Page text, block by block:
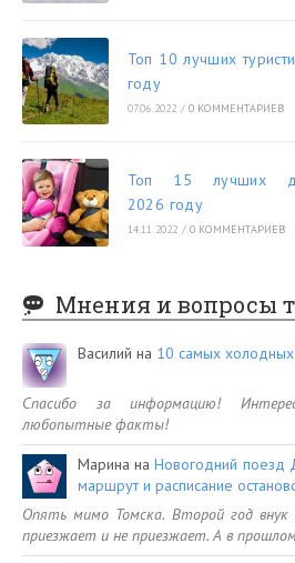
Топ 10 лучших
году
07.06.2022 / 0 КОММЕНТАРИЕВ
Топ 15 лучших
2026 году
14.11.2022 / 0 КОММЕНТАРИЕВ
Мнения и вопросы
Василий на 10 самых
Спасибо за информацию!
любопытные факты!
Марина наНовогодний
маршрут и расписание
Опять мимо Томска. Второй год внук
приезжает и не приезжает. А в